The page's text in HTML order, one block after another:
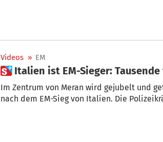
Videos » EM
 Italien ist EM-Sieger:
Im Zentrum von Meran wird gejubelt und
nach dem EM-Sieg von Italien. Die